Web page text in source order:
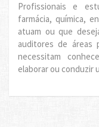
Profissionais e
farmácia, química,
atuam ou que
auditores de áreas
necessitam
elaborar ou conduzir